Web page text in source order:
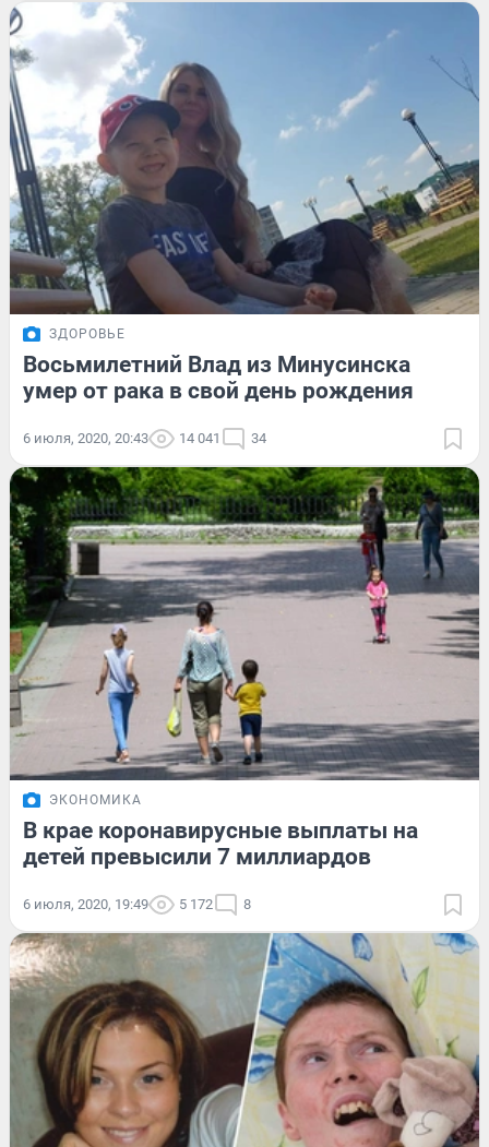
ЗДОРОВЬЕ
Восьмилетний Влад из Минусинска
умер от рака в свой день рождения
6 июля, 2020, 20:43 14 041 34
ЭКОНОМИКА
В крае коронавирусные выплаты на
детей превысили 7 миллиардов
6 июля, 2020, 19:49 5 172 8